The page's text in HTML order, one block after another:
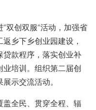
创双服”活动，加强省
乡下乡创业园建设，
款程序，落实创业补
培训。组织第二届创
示交流活动。
全民、贯穿全程、辐